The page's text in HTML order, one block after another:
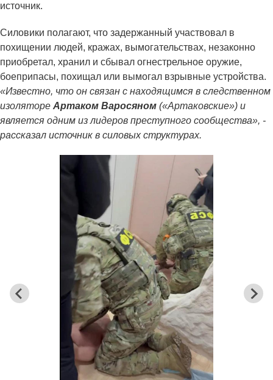
источник.
Силовики полагают, что задержанный участвовал в
похищении людей, кражах, вымогательствах, незаконно
приобретал, хранил и сбывал огнестрельное оружие,
боеприпасы, похищал или вымогал взрывные устройства.
«Известно, что он связан с находящимся в следственном
изоляторе Артаком Варосяном («Артаковские») и
является одним из лидеров преступного сообщества», -
рассказал источник в силовых структурах.